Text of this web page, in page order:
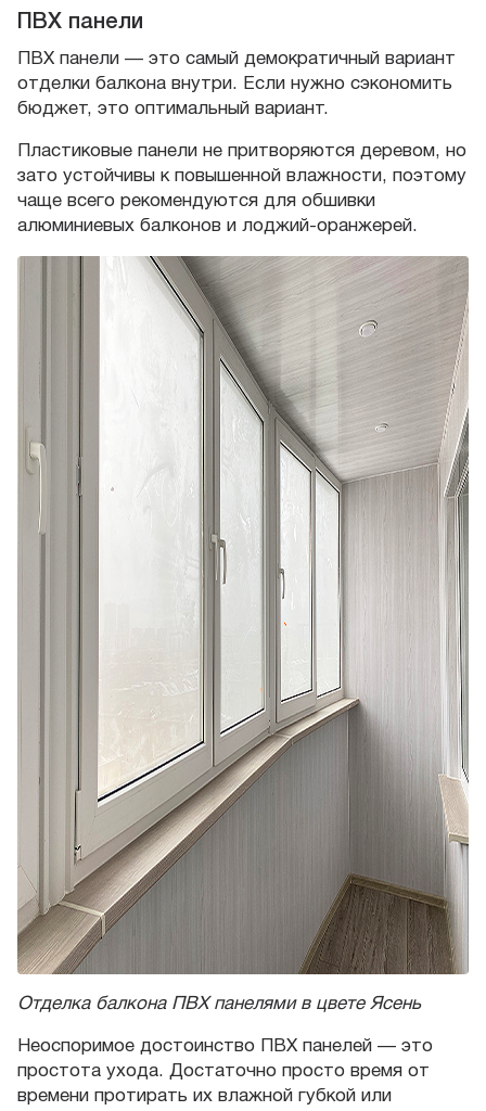
ПВХ панели
ПВХ панели — это самый демократичный вариант
отделки балкона внутри. Если нужно сэкономить
бюджет, это оптимальный вариант.
Пластиковые панели не притворяются деревом, но
зато устойчивы к повышенной влажности, поэтому
чаще всего рекомендуются для обшивки
алюминиевых балконов и лоджий-оранжерей.
Отделка балкона ПВХ панелями в цвете Ясень
Неоспоримое достоинство ПВХ панелей — это
простота ухода. Достаточно просто время от
времени протирать их влажной губкой или